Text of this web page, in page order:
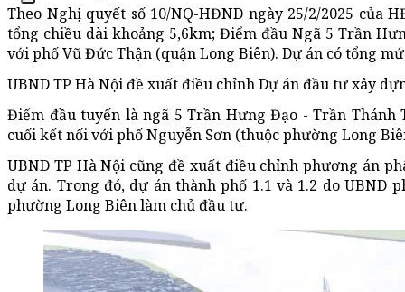
Theo Nghị quyết số 10/NQ-HĐND ngày 25/2/2025 của
tổng chiều dài khoảng 5,6km; Điểm đầu Ngã 5 Trần
với phố Vũ Đức Thận (quận Long Biên). Dự án có tổng
UBND TP Hà Nội đề xuất điều chỉnh Dự án đầu tư xây
Điểm đầu tuyến là ngã 5 Trần Hưng Đạo - Trần Thánh
cuối kết nối với phố Nguyễn Sơn (thuộc phường Long
UBND TP Hà Nội cũng đề xuất điều chỉnh phương án
dự án. Trong đó, dự án thành phố 1.1 và 1.2 do UBND
phường Long Biên làm chủ đầu tư.